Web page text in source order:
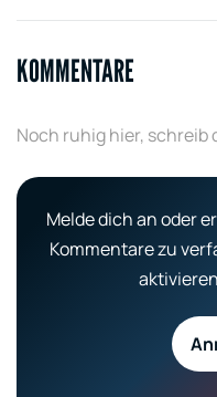
KOMMENTARE
Noch ruhig hier, schreib
Melde dich an oder
Kommentare zu